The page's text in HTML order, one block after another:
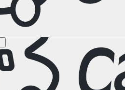
TorontoVancouver
Alle Ziele in den
Miami New YorkSan
Reiseziele in
Leipzig München Stuttgart